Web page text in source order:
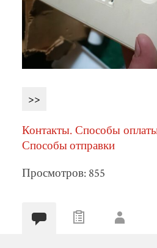
>>
Контакты. Способы
Способы отправки
Просмотров: 855